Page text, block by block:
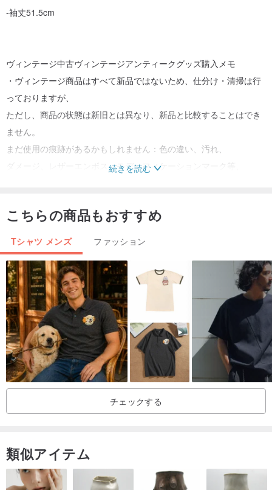
-袖丈51.5cm
ヴィンテージ中古ヴィンテージアンティークグッズ購入メモ
・ヴィンテージ商品はすべて新品ではないため、仕分け・清掃は行
っておりますが、
ただし、商品の状態は新旧とは異なり、新品と比較することはでき
ません。
まだ使用の痕跡があるかもしれません：色の違い、汚れ、
ダメージ、レザーエンボス、モディフィケーションマーク等、
また、購入する前に、さまざまな質問を慎重に検討して確認してく
・パソコンや携帯電話の画面の色設定は家ごとに異なるため、
表示されている商品の色と実際の色との若干の色の違いはご容赦く
ださい。
続きを読む
こちらの商品もおすすめ
Tシャツ メンズ ファッション
チェックする
類似アイテム